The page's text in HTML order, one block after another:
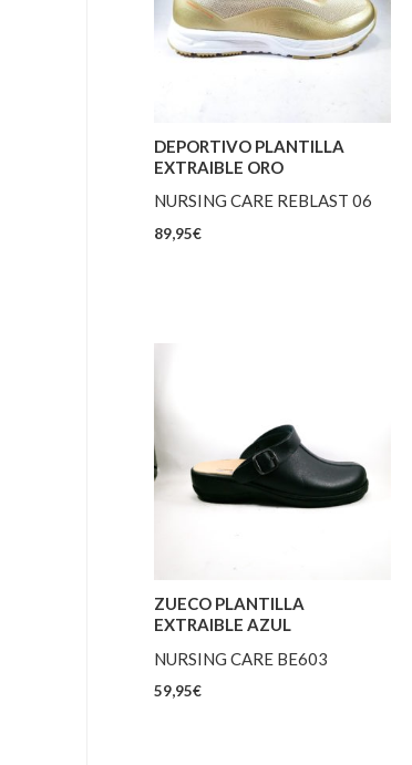
DEPORTIVO PLANTILLA
EXTRAIBLE ORO
NURSING CARE REBLAST 06
89,95€
ZUECO PLANTILLA
EXTRAIBLE AZUL
NURSING CARE BE603
59,95€